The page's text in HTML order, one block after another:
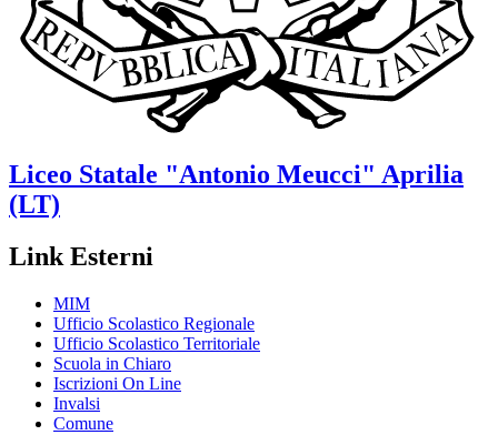
Liceo Statale "Antonio Meucci" Aprilia
(LT)
Link Esterni
MIM
Ufficio Scolastico Regionale
Ufficio Scolastico Territoriale
Scuola in Chiaro
Iscrizioni On Line
Invalsi
Comune